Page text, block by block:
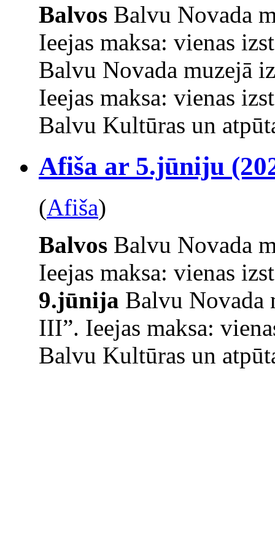
Balvos Balvu Novada
Ieejas maksa: vienas
Balvu Novada muzejā
Ieejas maksa: vienas
Balvu Kultūras un
Afiša ar 5.jūniju
(Afiša)
Balvos Balvu Novada
Ieejas maksa: vienas
9.jūnija Balvu Novada
III”. Ieejas maksa:
Balvu Kultūras un